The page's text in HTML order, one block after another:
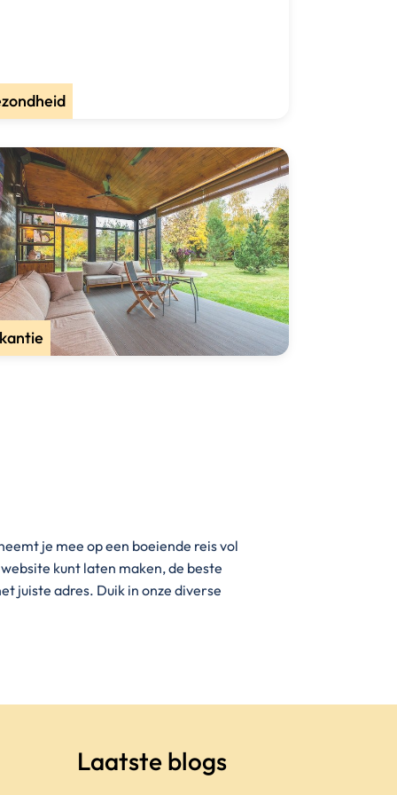
je mee op een boeiende reis vol
kunt laten maken, de beste
juiste adres. Duik in onze diverse
Laatste blogs